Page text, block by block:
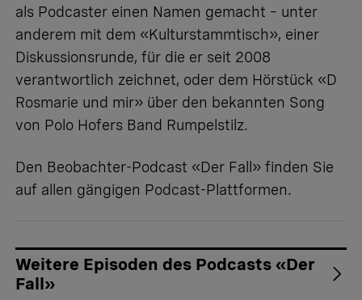
als Podcaster einen Namen gemacht – unter
anderem mit dem «Kulturstammtisch», einer
Diskussionsrunde, für die er seit 2008
verantwortlich zeichnet, oder dem Hörstück «D
Rosmarie und mir» über den bekannten Song
von Polo Hofers Band Rumpelstilz.
Den Beobachter-Podcast «Der Fall» finden Sie
auf allen gängigen Podcast-Plattformen.
Weitere Episoden des Podcasts «Der
Fall»